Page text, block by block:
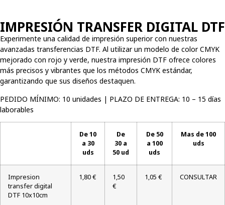
IMPRESIÓN TRANSFER DIGITAL DTF
Experimente una calidad de impresión superior con nuestras
avanzadas transferencias DTF. Al utilizar un modelo de color CMYK
mejorado con rojo y verde, nuestra impresión DTF ofrece colores
más precisos y vibrantes que los métodos CMYK estándar,
garantizando que sus diseños destaquen.
PEDIDO MÍNIMO: 10 unidades | PLAZO DE ENTREGA: 10 – 15 días
laborables
De 10
a 30
uds
De
30 a
50 ud
De 50
a 100
uds
Mas de 100
uds
Impresion
transfer digital
DTF 10x10cm
1,80 €
1,50
€
1,05 € CONSULTAR